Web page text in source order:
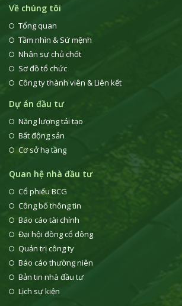
Về chúng tôi
Tổng quan
Tầm nhìn & Sứ mệnh
Nhân sự chủ chốt
Sơ đồ tổ chức
Công ty thành viên & Liên kết
Dự án đầu tư
Năng lượng tái tạo
Bất động sản
Cơ sở hạ tầng
Quan hệ nhà đầu tư
Cổ phiếu BCG
Công bố thông tin
Báo cáo tài chính
Đại hội đồng cổ đông
Quản trị công ty
Báo cáo thường niên
Bản tin nhà đầu tư
Lịch sự kiện